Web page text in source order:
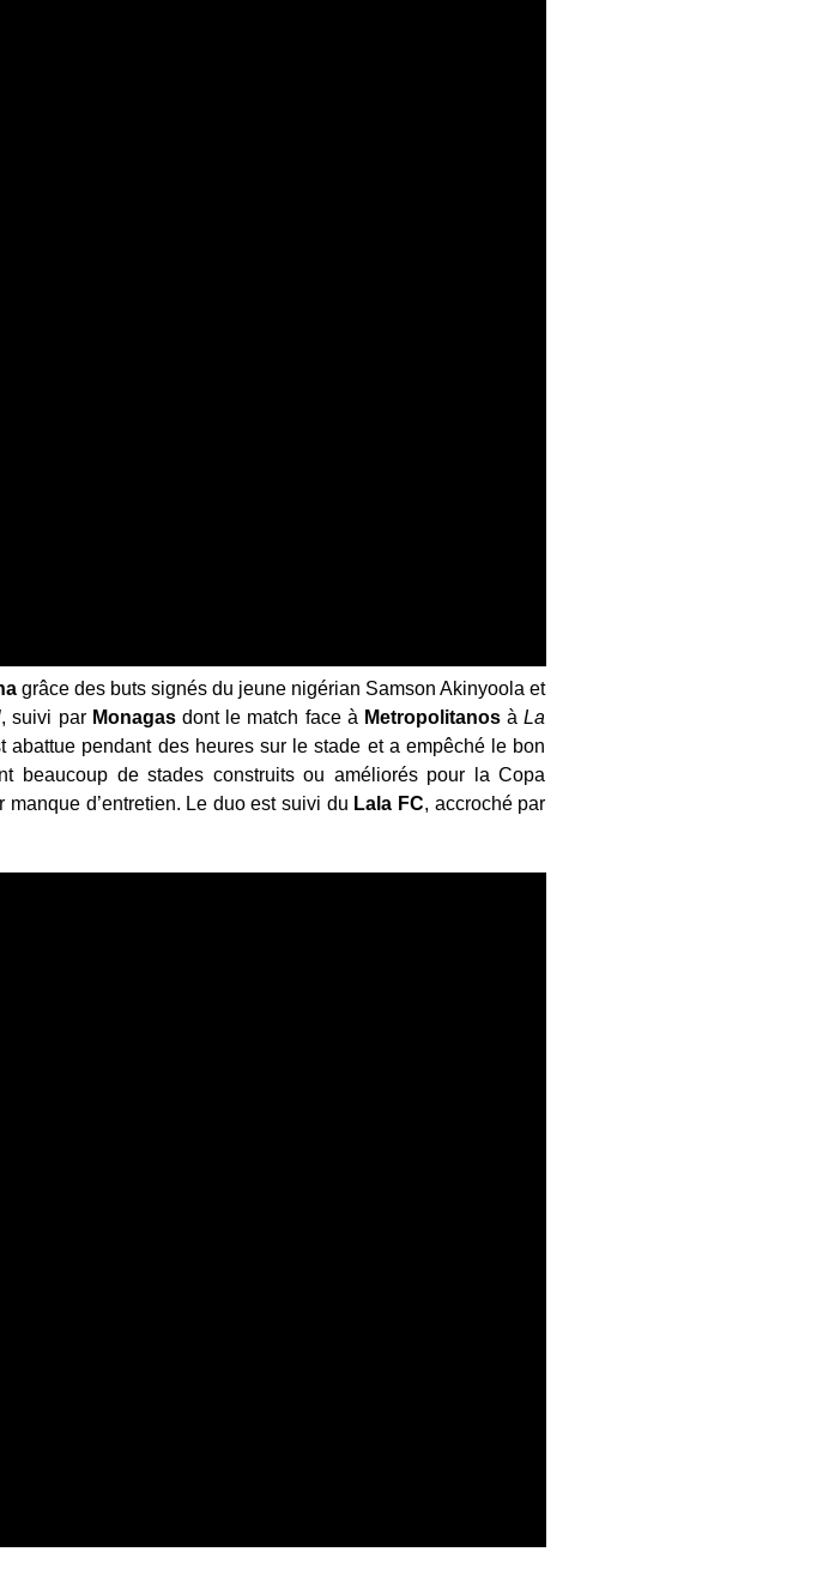
grâce des buts signés du jeune nigérian Samson Akinyoola et
, suivi par Monagasdont le match face à Metropolitanos àLa
abattue pendant des heures sur le stade et a empêché le bon
beaucoup de stades construits ou améliorés pour la Copa
d’entretien. Le duo est suivi du Lala FC, accroché par